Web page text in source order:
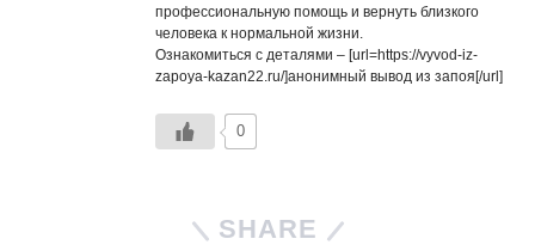
профессиональную помощь и вернуть близкого
человека к нормальной жизни.
Ознакомиться с деталями – [url=https://vyvod-iz-
zapoya-kazan22.ru/]анонимный вывод из запоя[/url]
0
SHARE